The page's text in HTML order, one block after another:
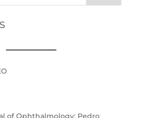
of Ophthalmology: Pedro